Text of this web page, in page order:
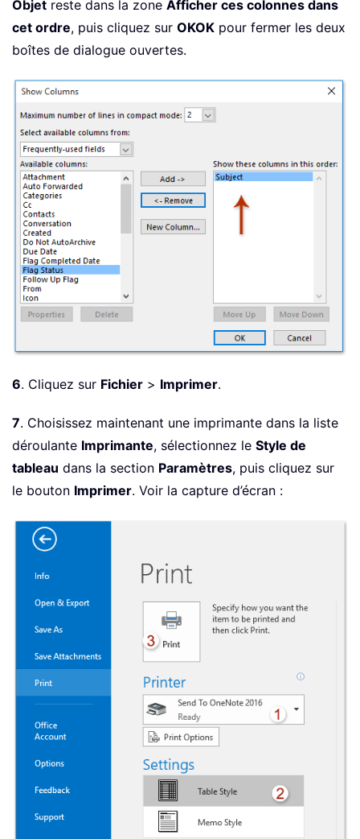
Objet reste dans la zone Afficher ces colonnes dans
cet ordre, puis cliquez sur OKOK pour fermer les deux
boîtes de dialogue ouvertes.
6. Cliquez sur Fichier > Imprimer.
7. Choisissez maintenant une imprimante dans la liste
déroulante Imprimante, sélectionnez le Style de
tableau dans la section Paramètres, puis cliquez sur
le bouton Imprimer. Voir la capture d’écran :